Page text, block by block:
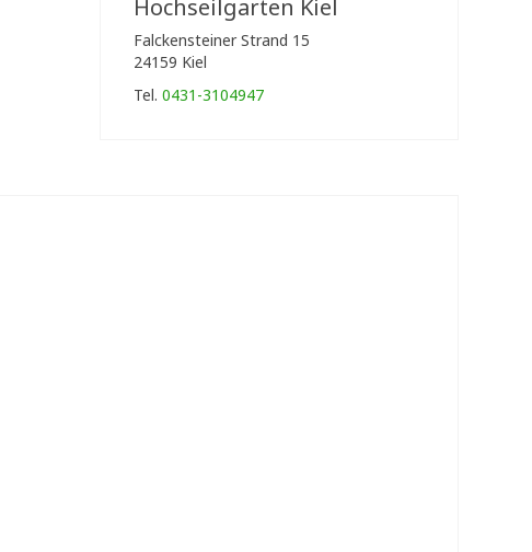
Hochseilgarten Kiel
Falckensteiner Strand 15
24159 Kiel
Tel. 0431-3104947